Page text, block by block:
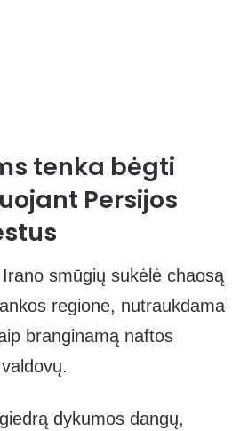
tenka bėgti
Persijos
smūgių sukėlė chaosą
regione, nutraukdama
branginamą naftos
dykumos dangų,